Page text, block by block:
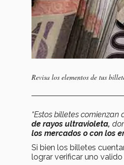
Revisa los elementos de tus
“Estos billetes
de rayos ultravioleta,
los mercados o con los
Si bien los billetes
lograr verificar uno valido